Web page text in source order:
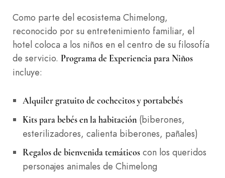
Como parte del ecosistema Chimelong,
reconocido por su entretenimiento familiar, el
hotel coloca a los niños en el centro de su filosofía
de servicio. Programa de Experiencia para Niños
incluye:
Alquiler gratuito de cochecitos y portabebés
Kits para bebés en la habitación(biberones,
esterilizadores, calienta biberones, pañales)
Regalos de bienvenida temáticoscon los queridos
personajes animales de Chimelong